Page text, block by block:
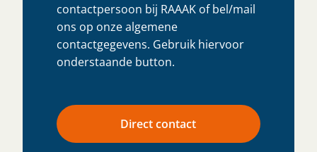
contactpersoon bij RAAAK of bel/mail
ons op onze algemene
contactgegevens. Gebruik hiervoor
onderstaande button.
Direct contact